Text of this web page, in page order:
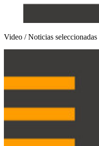
Video / Noticias